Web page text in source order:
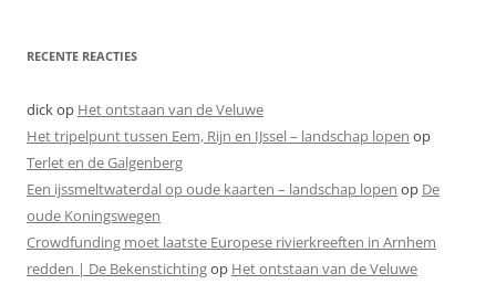
RECENTE REACTIES
dickop Het ontstaan van de Veluwe
Het tripelpunt tussen Eem, Rijn en IJssel – landschap lopen op
Terlet en de Galgenberg
Een ijssmeltwaterdal op oude kaarten – landschap lopen op De
oude Koningswegen
Crowdfunding moet laatste Europese rivierkreeften in Arnhem
redden | De Bekenstichtingop Het ontstaan van de Veluwe